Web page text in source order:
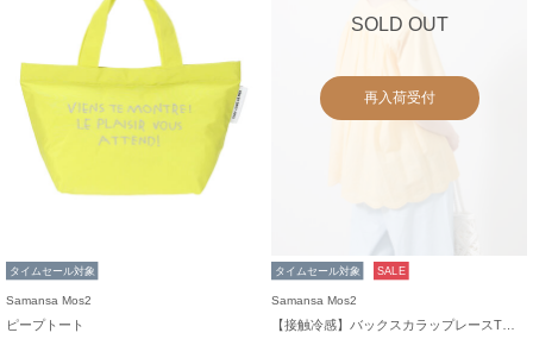
タイムセール対象
Samansa Mos2
ピープトート
SOLD OUT
再入荷受付
タイムセール対象 SALE
Samansa Mos2